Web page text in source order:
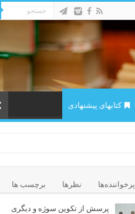
کتابهای پیشنهادی
پرخواننده‌ها نظرها برچسب ها
پرسش از تکوین سوژه و دیگری